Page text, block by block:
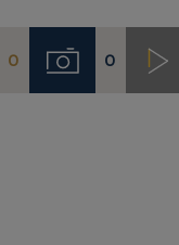
0 Imágenes
0